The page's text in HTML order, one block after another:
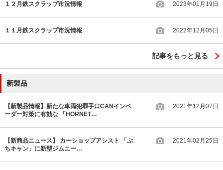
１２月鉄スクラップ市況情報 2023年01月19日
１１月鉄スクラップ市況情報 2022年12月05日
記事をもっと見る
新製品
【新製品情報】新たな車両犯罪手口CANインベ
ーダー対策に有効な 「HORNET…
2021年12月07日
【新商品ニュース】 カーショップアシスト 「ぷ
ちキャン」に新型ジムニー…
2021年02月25日